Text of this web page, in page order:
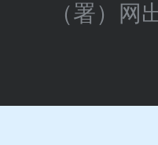
（署）网